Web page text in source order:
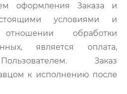
оформления Заказа и
условиями и
обработки
является оплата,
Заказ
к исполнению после